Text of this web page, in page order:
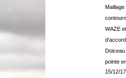
WAZE
pointe
15/12/17